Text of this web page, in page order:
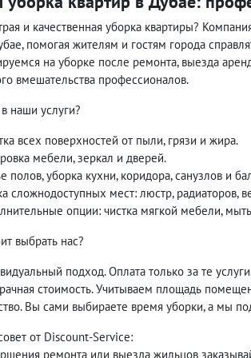
и качественная уборка квартиры?
помогая жителям и гостям города
на уборке после ремонта, выезда
вмешательства профессионалов.
наши услуги?
всех поверхностей от пыли, грязи и жира.
мебели, зеркал и дверей.
полов, уборка кухни, коридора, санузлов и
сложнодоступных мест: люстр, радиаторов,
опции: чистка мягкой мебели,
выбрать нас?
подход. Оплата только за те
стоимость. Учитываем площадь
Вы сами выбираете время уборки, а мы
от Discount-Service:
ремонта или выезда жильцов